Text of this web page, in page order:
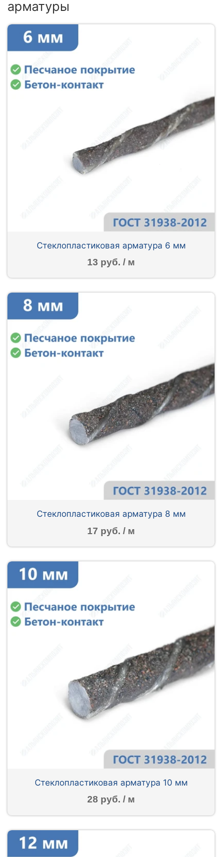
арматуры
Стеклопластиковая арматура 6 мм
13 руб. / м
Стеклопластиковая арматура 8 мм
17 руб. / м
Стеклопластиковая арматура 10 мм
28 руб. / м